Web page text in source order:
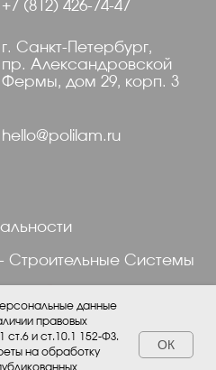
данные
правовых
ст.6 и ст.10.1 152-ФЗ.
на обработку
ОК